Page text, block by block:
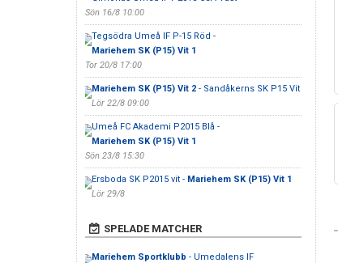
Sön 16/8 10:00
Tegsödra Umeå IF P-15 Röd -
Mariehem SK (P15) Vit 1
Tor 20/8 17:00
Mariehem SK (P15) Vit 2- Sandåkerns SK P15 Vit
Lör 22/8 09:00
Umeå FC Akademi P2015 Blå -
Mariehem SK (P15) Vit 1
Sön 23/8 15:30
Ersboda SK P2015 vit - Mariehem SK (P15) Vit 1
Lör 29/8
SPELADE MATCHER
Mariehem Sportklubb - Umedalens IF